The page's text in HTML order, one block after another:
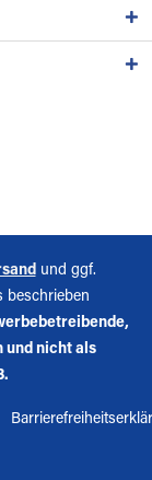
und ggf.
beschrieben
und nicht als